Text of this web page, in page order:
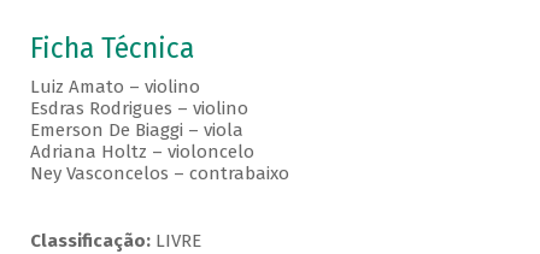
Ficha Técnica
Luiz Amato – violino
Esdras Rodrigues – violino
Emerson De Biaggi – viola
Adriana Holtz – violoncelo
Ney Vasconcelos – contrabaixo
Classificação: LIVRE